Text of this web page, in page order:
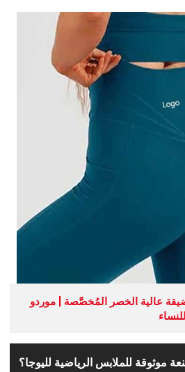
عالية الخصر المُخصَّصة | موردو
للملابس الرياضية لليوجا؟